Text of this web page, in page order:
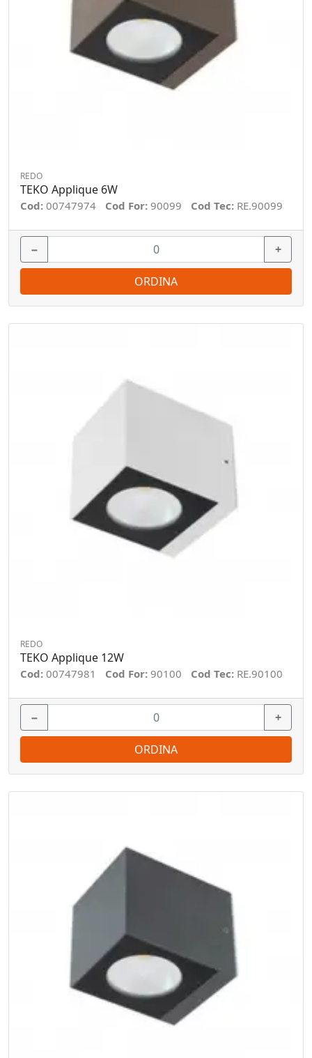
REDO
TEKO Applique 6W
Cod: 00747974 Cod For: 90099 Cod Tec: RE.90099
− +
ORDINA
REDO
TEKO Applique 12W
Cod: 00747981 Cod For: 90100 Cod Tec: RE.90100
− +
ORDINA